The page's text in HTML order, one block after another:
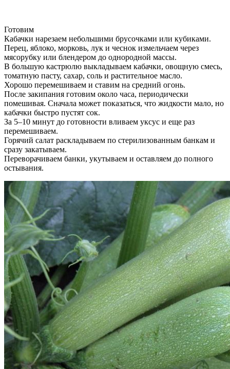
Готовим
Кабачки нарезаем небольшими брусочками или кубиками.
Перец, яблоко, морковь, лук и чеснок измельчаем через
мясорубку или блендером до однородной массы.
В большую кастрюлю выкладываем кабачки, овощную смесь,
томатную пасту, сахар, соль и растительное масло.
Хорошо перемешиваем и ставим на средний огонь.
После закипания готовим около часа, периодически
помешивая. Сначала может показаться, что жидкости мало, но
кабачки быстро пустят сок.
За 5–10 минут до готовности вливаем уксус и еще раз
перемешиваем.
Горячий салат раскладываем по стерилизованным банкам и
сразу закатываем.
Переворачиваем банки, укутываем и оставляем до полного
остывания.